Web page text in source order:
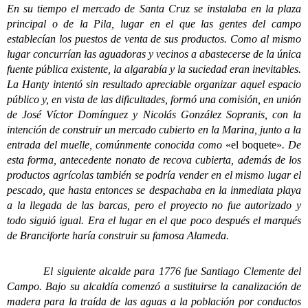
En su tiempo el mercado de Santa Cruz se instalaba en la plaza
principal o de la Pila, lugar en el que las gentes del campo
establecían los puestos de venta de sus productos. Como al mismo
lugar concurrían las aguadoras y vecinos a abastecerse de la única
fuente pública existente, la algarabía y la suciedad eran inevitables.
La Hanty intentó sin resultado apreciable organizar aquel espacio
público y, en vista de las dificultades, formó una comisión, en unión
de José Víctor Domínguez y Nicolás González Sopranis, con la
intención de construir un mercado cubierto en la Marina, junto a la
entrada del muelle, comúnmente conocida como «el boquete». De
esta forma, antecedente nonato de recova cubierta, además de los
productos agrícolas también se podría vender en el mismo lugar el
pescado, que hasta entonces se despachaba en la inmediata playa
a la llegada de las barcas, pero el proyecto no fue autorizado y
todo siguió igual. Era el lugar en el que poco después el marqués
de Branciforte haría construir su famosa Alameda.
El siguiente alcalde para 1776 fue Santiago Clemente del
Campo. Bajo su alcaldía comenzó a sustituirse la canalización de
madera para la traída de las aguas a la población por conductos